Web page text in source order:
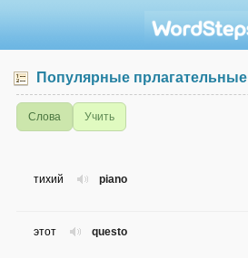
Популярные прлагательные
Слова Учить
piano
тихий
questo
этот